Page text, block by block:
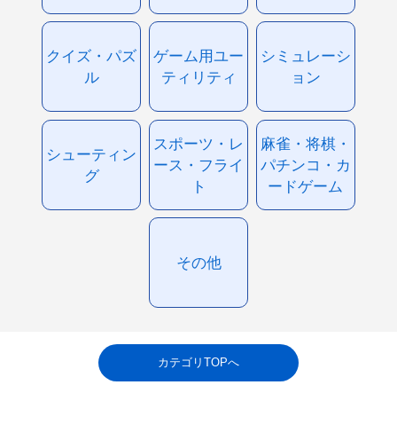
クイズ・パズ
ル
ゲーム用ユー
ティリティ
シミュレーシ
ョン
シューティン
グ
スポーツ・レ
ース・フライ
ト
麻雀・将棋・
パチンコ・カ
ードゲーム
その他
カテゴリTOPへ